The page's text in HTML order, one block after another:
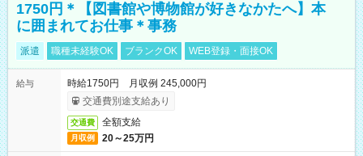
1750円＊【図書館や博物館が好きなかたへ】本
に囲まれてお仕事＊事務
派遣 職種未経験OK ブランクOK WEB登録・面接OK
給与
時給1750円 月収例 245,000円
交通費別途支給あり
交通費 全額支給
月収例 20～25万円